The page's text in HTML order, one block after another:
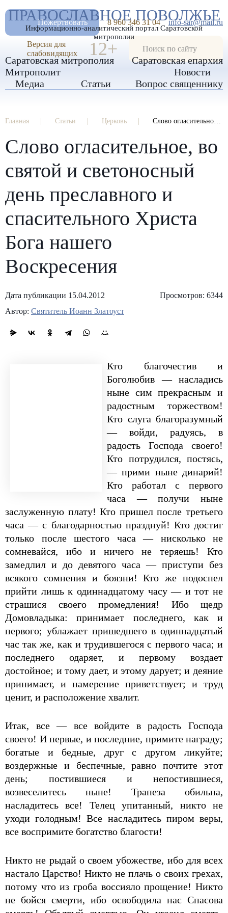
РАЗМЕР ШРИФТА А А А
ИЗОБРАЖЕНИЯ
ПРАВОСЛАВНОЕ ПОВОЛЖЬЕ
Информационно-аналитический портал Саратовской
митрополии
Пожертвовать 8 960 346 31 04 info-sar@mail.ru
Версия для
слабовидящих
12+
Саратовская митрополия
Саратовская епархия
Митрополит
Новости
Медиа
Статьи Вопрос священнику
Главная Статьи Церковь Слово огласительное, во святой и светоносный день преславного и спасительного Христа Бога нашего Воскресения
Слово огласительное, во
святой и светоносный
день преславного и
спасительного Христа
Бога нашего
Воскресения
Дата публикации 15.04.2012
Просмотров: 6344
Автор: Святитель Иоанн Златоуст
Кто благочестив и
Боголюбив — насладись
ныне сим прекрасным и
радостным торжеством!
Кто слуга благоразумный
— войди, радуясь, в
радость Господа своего!
Кто потрудился, постясь,
— прими ныне динарий!
Кто работал с первого
часа — получи ныне
заслуженную плату! Кто пришел после третьего
часа — с благодарностью празднуй! Кто достиг
только после шестого часа — нисколько не
сомневайся, ибо и ничего не теряешь! Кто
замедлил и до девятого часа — приступи без
всякого сомнения и боязни! Кто же подоспел
прийти лишь к одиннадцатому часу — и тот не
страшися своего промедления! Ибо щедр
Домовладыка: принимает последнего, как и
первого; ублажает пришедшего в одиннадцатый
час так же, как и трудившегося с первого часа; и
последнего одаряет, и первому воздает
достойное; и тому дает, и этому дарует; и деяние
принимает, и намерение приветствует; и труд
ценит, и расположение хвалит.
Итак, все — все войдите в радость Господа
своего! И первые, и последние, примите награду;
богатые и бедные, друг с другом ликуйте;
воздержные и беспечные, равно почтите этот
день; постившиеся и непостившиеся,
возвеселитесь ныне! Трапеза обильна,
насладитесь все! Телец упитанный, никто не
уходи голодным! Все насладитесь пиром веры,
все воспримите богатство благости!
Никто не рыдай о своем убожестве, ибо для всех
настало Царство! Никто не плачь о своих грехах,
потому что из гроба воссияло прощение! Никто
не бойся смерти, ибо освободила нас Спасова